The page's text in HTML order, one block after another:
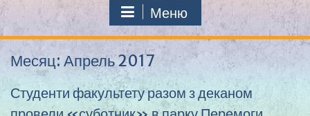
Меню
Месяц:Апрель 2017
Студенти факультету разом з деканом